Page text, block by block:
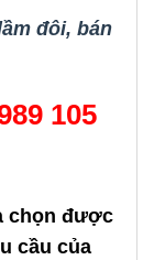
đôi, bán
105
chọn được
cầu của